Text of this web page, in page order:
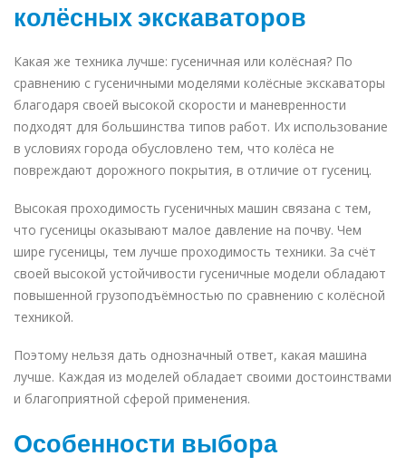
колёсных экскаваторов
Какая же техника лучше: гусеничная или колёсная? По
сравнению с гусеничными моделями колёсные экскаваторы
благодаря своей высокой скорости и маневренности
подходят для большинства типов работ. Их использование
в условиях города обусловлено тем, что колёса не
повреждают дорожного покрытия, в отличие от гусениц.
Высокая проходимость гусеничных машин связана с тем,
что гусеницы оказывают малое давление на почву. Чем
шире гусеницы, тем лучше проходимость техники. За счёт
своей высокой устойчивости гусеничные модели обладают
повышенной грузоподъёмностью по сравнению с колёсной
техникой.
Поэтому нельзя дать однозначный ответ, какая машина
лучше. Каждая из моделей обладает своими достоинствами
и благоприятной сферой применения.
Особенности выбора